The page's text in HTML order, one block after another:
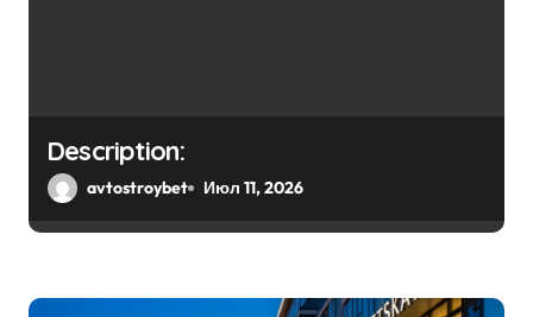
Description:
avtostroybet Июл 11, 2026